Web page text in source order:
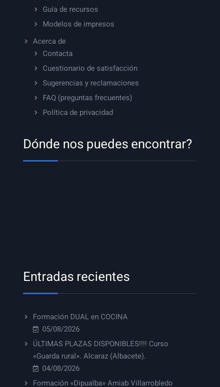
Guía de recursos
Modelos de impresos
Acerca de
Contacta
Cuestionario de satisfacción
Sugerencias y reclamaciones
FAQ (preguntas frecuentes)
Política de privacidad
Dónde nos puedes encontrar?
Entradas recientes
Formación DUAL en COCINA
05/08/2026
ÚLTIMAS PLAZAS DISPONIBLES!!!! Curso
«Guarda rural». Alcaraz (Albacete).
04/08/2026
Formación «Dipualba» Amiab Villarrobledo